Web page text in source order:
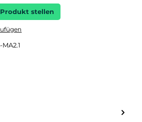
stellen
MA2.1